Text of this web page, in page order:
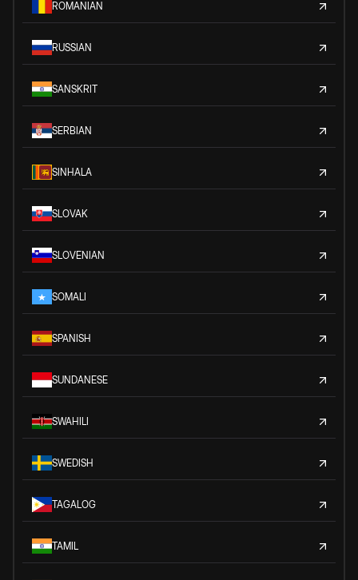
ROMANIAN
RUSSIAN
SANSKRIT
SERBIAN
SINHALA
SLOVAK
SLOVENIAN
SOMALI
SPANISH
SUNDANESE
SWAHILI
SWEDISH
TAGALOG
TAMIL